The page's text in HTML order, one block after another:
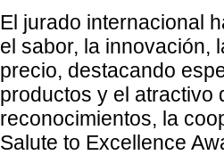
El jurado internacional
el sabor, la innovación,
precio, destacando
productos y el atractivo
reconocimientos, la
Salute to Excellence